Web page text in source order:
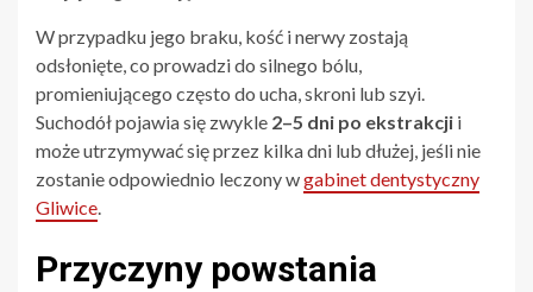
W przypadku jego braku, kość i nerwy zostają
odsłonięte, co prowadzi do silnego bólu,
promieniującego często do ucha, skroni lub szyi.
Suchodół pojawia się zwykle 2–5 dni po ekstrakcji i
może utrzymywać się przez kilka dni lub dłużej, jeśli nie
zostanie odpowiednio leczony wgabinet dentystyczny
Gliwice.
Przyczyny powstania